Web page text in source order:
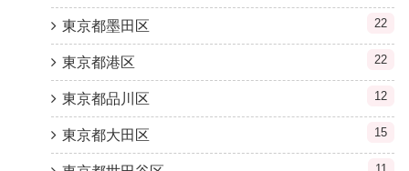
東京都墨田区 22
東京都港区 22
東京都品川区 12
東京都大田区 15